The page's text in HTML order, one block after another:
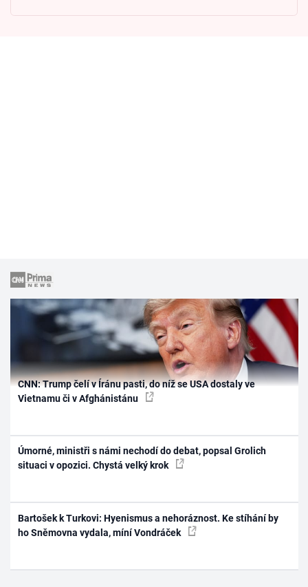
CNN: Trump čelí v Íránu pasti, do níž se USA dostaly ve
Vietnamu či v Afghánistánu
Úmorné, ministři s námi nechodí do debat, popsal Grolich
situaci v opozici. Chystá velký krok
Bartošek k Turkovi: Hyenismus a nehoráznost. Ke stíhání by
ho Sněmovna vydala, míní Vondráček